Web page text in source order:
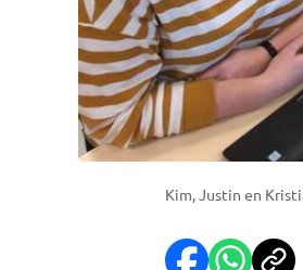
Kim, Justin en